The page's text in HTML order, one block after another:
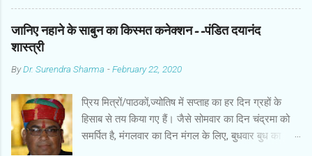
नस्ल को गिरगिट कहा जाता है जबकि घरों में पाई जाने वाली
छिपकली घरेलू छिपकली कही जाती है। शकुन शास्त्र के
अनुसार छिपकली के शरीर पर गिरने को भी शकुन/अपशकुन
के दाहिनी तरफ गिरना ठीक होता है। इसी प्रकार छिपकली का
की ओर गिरना अच्छा नहीं होता। रविवार या मंगलवार को लाल
रंग की छिपकली तथा शनिवार को काले रंग की छिपकली से
कम हानि होती है। ✍🏻✍🏻🌷🌷👉🏻👉🏻 छिपकली होती है मां
जानिए नहाने के साबुन का किस्मत कनेक्शन--पंडित दयानंद
शास्त्री
ByDr. Surendra Sharma -February 22, 2020
प्रिय मित्रों/पाठकों,ज्योतिष में सप्ताह का हर दिन ग्रहों के
हिसाब से तय किया गए हैं। जैसे सोमवार का दिन चंद्रमा को
समर्पित है, मंगलवार का दिन मंगल के लिए, बुधवार बुध का